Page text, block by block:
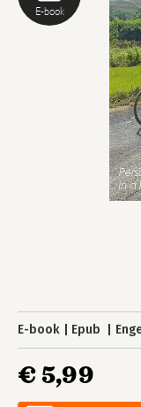
E-book
E-book Epub
€ 5,99